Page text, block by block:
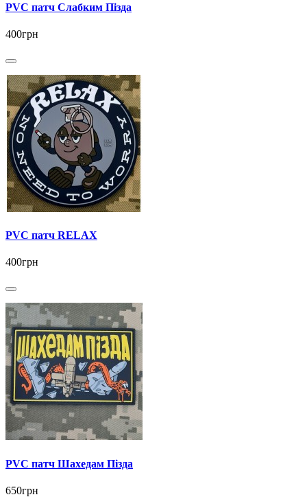
PVC патч Слабким Пізда
400грн
PVC патч RELAX
400грн
PVC патч Шахедам Пізда
650грн